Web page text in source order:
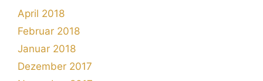
April 2018
Februar 2018
Januar 2018
Dezember 2017